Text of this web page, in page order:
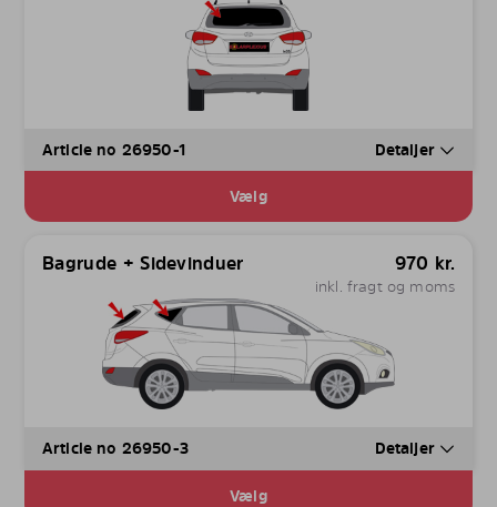
Article no 26950-1 Detaljer
Vælg
Bagrude + Sidevinduer 970 kr.
inkl. fragt og moms
Article no 26950-3 Detaljer
Vælg